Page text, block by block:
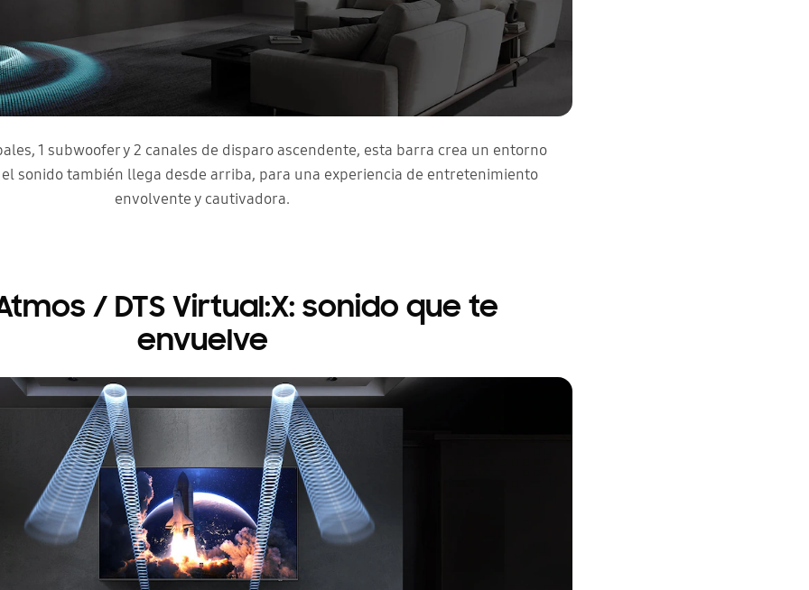
1 subwoofer y 2 canales de disparo ascendente, esta barra crea un entorno
sonido también llega desde arriba, para una experiencia de entretenimiento
envolvente y cautivadora.
/ DTS Virtual:X: sonido que te
envuelve